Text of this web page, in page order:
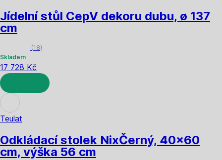
Jídelní stůl CepV dekoru dubu, ø 137
cm
(18)
Skladem
17 728 Kč
DO KOŠÍKU
Teulat
Odkládací stolek NixČerný, 40x60
cm, výška 56 cm